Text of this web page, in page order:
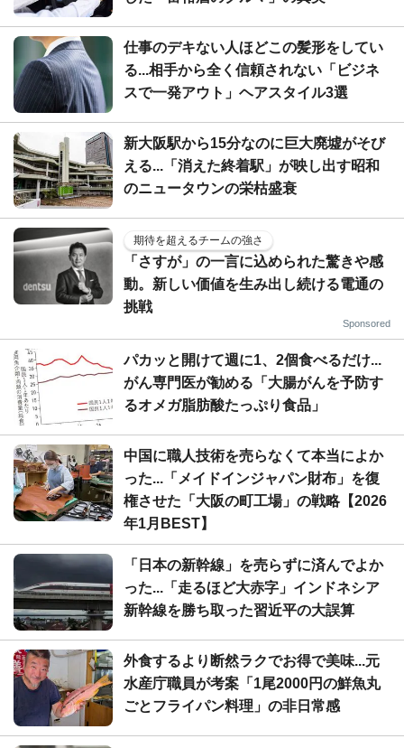
仕事のデキない人ほどこの髪形をしてい
る...相手から全く信頼されない「ビジネ
スで一発アウト」ヘアスタイル3選
新大阪駅から15分なのに巨大廃墟がそび
える...「消えた終着駅」が映し出す昭和
のニュータウンの栄枯盛衰
期待を超えるチームの強さ
「さすが」の一言に込められた驚きや感
動。新しい価値を生み出し続ける電通の
挑戦
Sponsored
パカッと開けて週に1、2個食べるだけ...
がん専門医が勧める「大腸がんを予防す
るオメガ脂肪酸たっぷり食品」
中国に職人技術を売らなくて本当によか
った...「メイドインジャパン財布」を復
権させた「大阪の町工場」の戦略【2026
年1月BEST】
「日本の新幹線」を売らずに済んでよか
った...「走るほど大赤字」インドネシア
新幹線を勝ち取った習近平の大誤算
外食するより断然ラクでお得で美味...元
水産庁職員が考案「1尾2000円の鮮魚丸
ごとフライパン料理」の非日常感